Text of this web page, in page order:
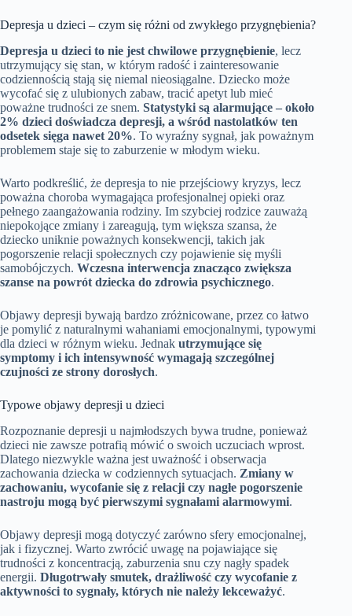
Depresja u dzieci – czym się różni od zwykłego przygnębienia?
Depresja u dzieci to nie jest chwilowe przygnębienie, lecz
utrzymujący się stan, w którym radość i zainteresowanie
codziennością stają się niemal nieosiągalne. Dziecko może
wycofać się z ulubionych zabaw, tracić apetyt lub mieć
poważne trudności ze snem. Statystyki są alarmujące – około
2% dzieci doświadcza depresji, a wśród nastolatków ten
odsetek sięga nawet 20%. To wyraźny sygnał, jak poważnym
problemem staje się to zaburzenie w młodym wieku.
Warto podkreślić, że depresja to nie przejściowy kryzys, lecz
poważna choroba wymagająca profesjonalnej opieki oraz
pełnego zaangażowania rodziny. Im szybciej rodzice zauważą
niepokojące zmiany i zareagują, tym większa szansa, że
dziecko uniknie poważnych konsekwencji, takich jak
pogorszenie relacji społecznych czy pojawienie się myśli
samobójczych. Wczesna interwencja znacząco zwiększa
szanse na powrót dziecka do zdrowia psychicznego.
Objawy depresji bywają bardzo zróżnicowane, przez co łatwo
je pomylić z naturalnymi wahaniami emocjonalnymi, typowymi
dla dzieci w różnym wieku. Jednak utrzymujące się
symptomy i ich intensywność wymagają szczególnej
czujności ze strony dorosłych.
Typowe objawy depresji u dzieci
Rozpoznanie depresji u najmłodszych bywa trudne, ponieważ
dzieci nie zawsze potrafią mówić o swoich uczuciach wprost.
Dlatego niezwykle ważna jest uważność i obserwacja
zachowania dziecka w codziennych sytuacjach. Zmiany w
zachowaniu, wycofanie się z relacji czy nagłe pogorszenie
nastroju mogą być pierwszymi sygnałami alarmowymi.
Objawy depresji mogą dotyczyć zarówno sfery emocjonalnej,
jak i fizycznej. Warto zwrócić uwagę na pojawiające się
trudności z koncentracją, zaburzenia snu czy nagły spadek
energii. Długotrwały smutek, drażliwość czy wycofanie z
aktywności to sygnały, których nie należy lekceważyć.